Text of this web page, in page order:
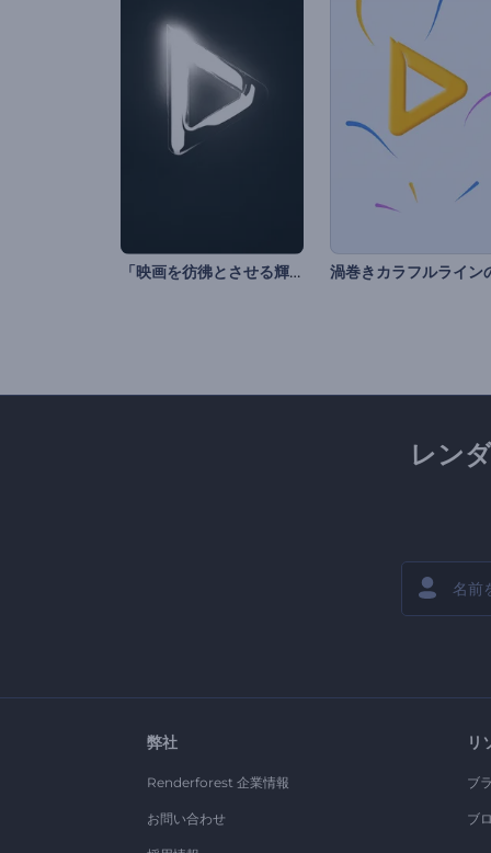
「映画を彷彿とさせる輝き」ロゴ動画
レン
弊社
Renderforest 企業情報
お問い合わせ
リ
ブ
ブ